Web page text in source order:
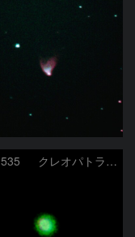
NGC1535 クレオパトラの瞳星雲 2026-3-14